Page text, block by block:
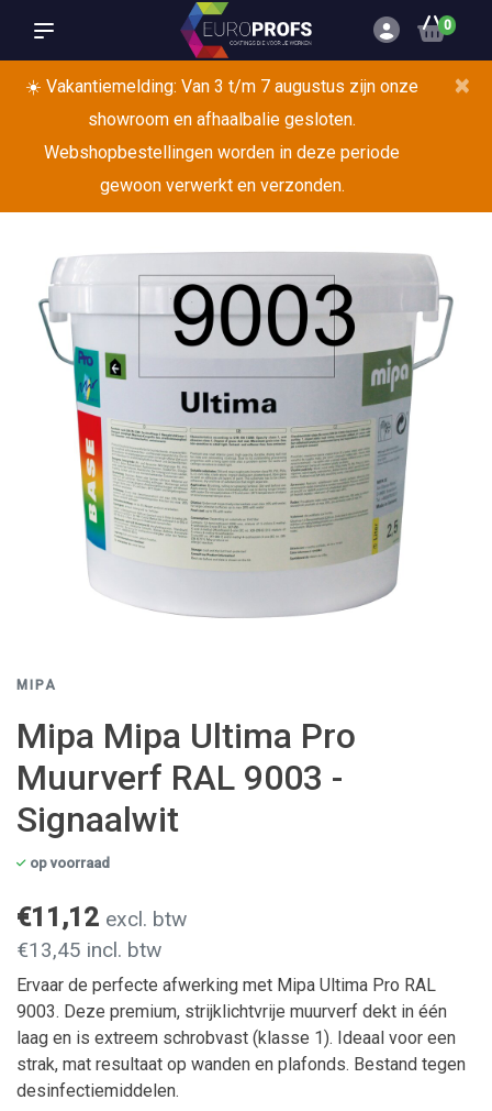
0
☀️ Vakantiemelding: Van 3 t/m 7 augustus zijn onze
showroom en afhaalbalie gesloten.
Webshopbestellingen worden in deze periode
gewoon verwerkt en verzonden.
×
MIPA
Mipa Mipa Ultima Pro
Muurverf RAL 9003 -
Signaalwit
op voorraad
€11,12 excl. btw
€13,45 incl. btw
Ervaar de perfecte afwerking met Mipa Ultima Pro RAL
9003. Deze premium, strijklichtvrije muurverf dekt in één
laag en is extreem schrobvast (klasse 1). Ideaal voor een
strak, mat resultaat op wanden en plafonds. Bestand tegen
desinfectiemiddelen.